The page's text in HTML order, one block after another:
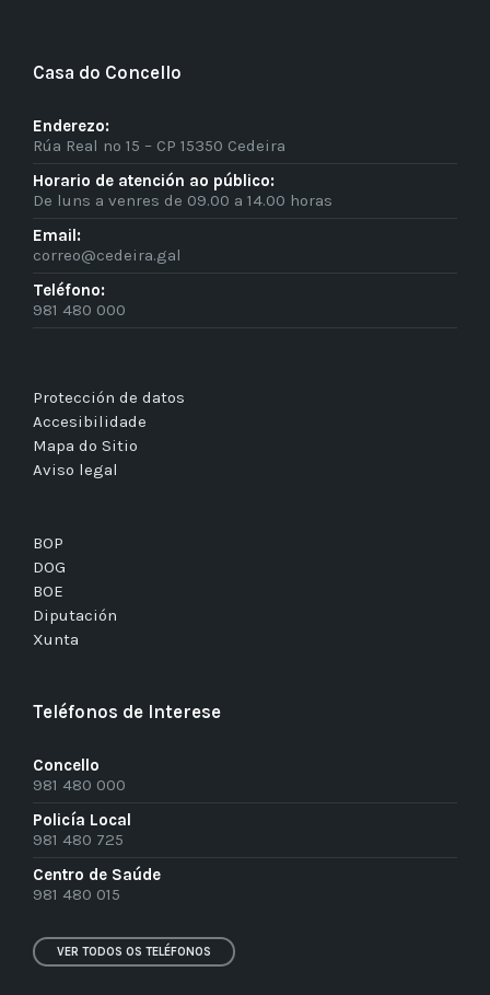
Casa do Concello
Enderezo:
Rúa Real nº 15 – CP 15350 Cedeira
Horario de atención ao público:
De luns a venres de 09.00 a 14.00 horas
Email:
correo@cedeira.gal
Teléfono:
981 480 000
Protección de datos
Accesibilidade
Mapa do Sitio
Aviso legal
BOP
DOG
BOE
Diputación
Xunta
Teléfonos de Interese
Concello
981 480 000
Policía Local
981 480 725
Centro de Saúde
981 480 015
VER TODOS OS TELÉFONOS